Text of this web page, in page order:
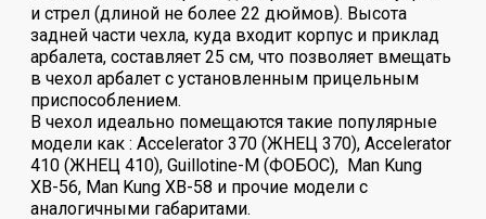
и стрел (длиной не более 22 дюймов). Высота
задней части чехла, куда входит корпус и приклад
арбалета, составляет 25 см, что позволяет вмещать
в чехол арбалет с установленным прицельным
приспособлением.
В чехол идеально помещаются такие популярные
модели как : Accelerator 370 (ЖНЕЦ 370), Accelerator
410 (ЖНЕЦ 410), Guillotine-M (ФОБОС), Man Kung
ХВ-56, Man Kung ХВ-58 и прочие модели с
аналогичными габаритами.